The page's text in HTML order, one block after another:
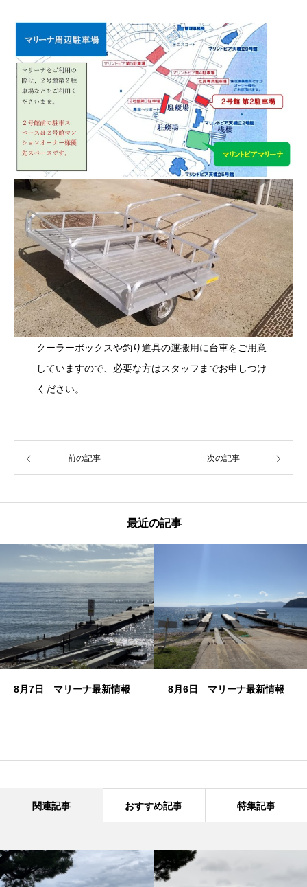
クーラーボックスや釣り道具の運搬用に台車をご用意
していますので、必要な方はスタッフまでお申しつけ
ください。
前の記事 次の記事
最近の記事
8月7日 マリーナ最新情報 8月6日 マリーナ最新情報
関連記事 おすすめ記事 特集記事